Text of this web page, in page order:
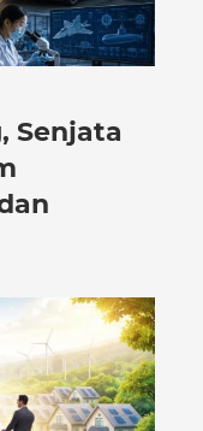
Senjata